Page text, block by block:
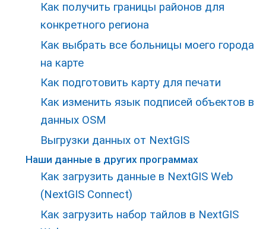
Как получить границы районов для
конкретного региона
Как выбрать все больницы моего города
на карте
Как подготовить карту для печати
Как изменить язык подписей объектов в
данных OSM
Выгрузки данных от NextGIS
Наши данные в других программах
Как загрузить данные в NextGIS Web
(NextGIS Connect)
Как загрузить набор тайлов в NextGIS